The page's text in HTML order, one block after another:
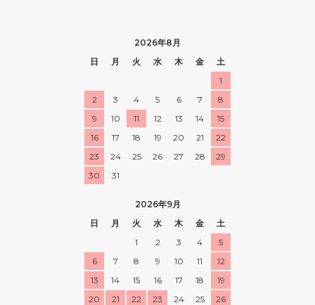
2026年8月
日
月 火 水 木 金
土
1
2
3 4 5 6 7
8
9
10 11 12 13 14
15
16
17 18 19 20 21
22
23
24 25 26 27 28
29
30
31
2026年9月
日
月 火 水 木 金
土
1
2 3 4
5
6
7 8 9 10 11
12
13
14 15 16 17 18
19
20
21 22 23 24 25
26